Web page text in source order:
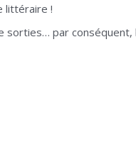
littéraire !
sorties… par conséquent,